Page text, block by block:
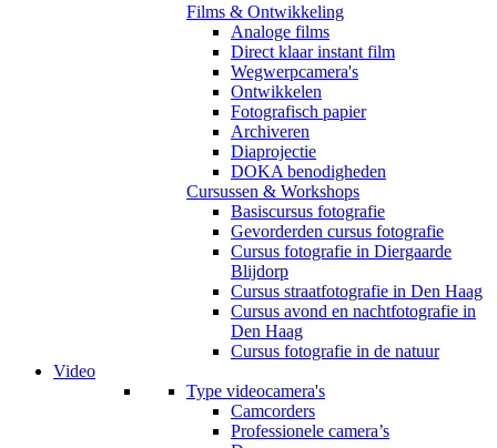
Films & Ontwikkeling
Analoge films
Direct klaar instant film
Wegwerpcamera's
Ontwikkelen
Fotografisch papier
Archiveren
Diaprojectie
DOKA benodigheden
Cursussen & Workshops
Basiscursus fotografie
Gevorderden cursus fotografie
Cursus fotografie in Diergaarde
Blijdorp
Cursus straatfotografie in Den Haag
Cursus avond en nachtfotografie in
Den Haag
Cursus fotografie in de natuur
Video
Type videocamera's
Camcorders
Professionele camera’s